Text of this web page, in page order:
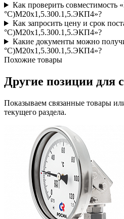
Как проверить совместимость
°C)M20x1,5.300.1,5.ЭКП4»?
Как запросить цену и срок
°C)M20x1,5.300.1,5.ЭКП4»?
Какие документы можно
°C)M20x1,5.300.1,5.ЭКП4»?
Похожие товары
Другие позиции для
Показываем связанные товары
текущего раздела.